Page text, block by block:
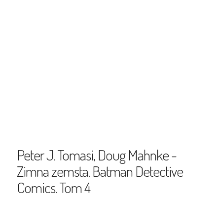
Peter J. Tomasi, Doug Mahnke -
Zimna zemsta. Batman Detective
Comics. Tom 4